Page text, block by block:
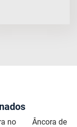
no
Âncora de